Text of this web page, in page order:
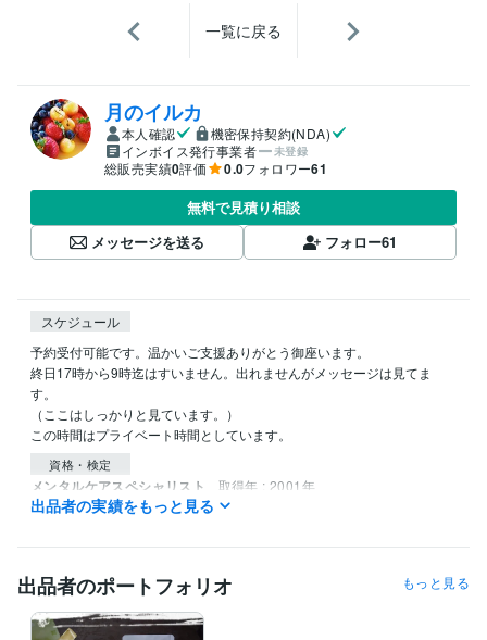
一覧に戻る
月のイルカ
本人確認
機密保持契約(NDA)
インボイス発行事業者
未登録
総販売実績0評価 0.0フォロワー61
無料で見積り相談
メッセージを送る
フォロー61
スケジュール
予約受付可能です。温かいご支援ありがとう御座います。
終日17時から9時迄はすいません。出れませんがメッセージは見てま
す。
（ここはしっかりと見ています。）
この時間はプライベート時間としています。
資格・検定
メンタルケアスペシャリスト 取得年 : 2001年
メディカルハーブコーディネーター
上級救命講習 取得年 : 2012年
得意分野
悩み相談・カウンセリング
カウンセリング
出品者の実績をもっと見る
出品者のポートフォリオ もっと見る